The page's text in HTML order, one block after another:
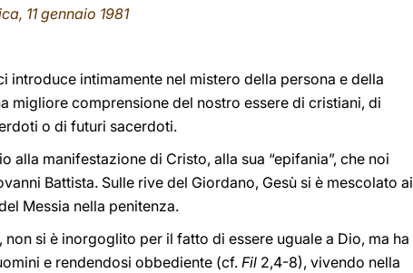
11 gennaio 1981
introduce intimamente nel mistero della persona e della
migliore comprensione del nostro essere di cristiani, di
o di futuri sacerdoti.
alla manifestazione di Cristo, alla sua “epifania”, che noi
Battista. Sulle rive del Giordano, Gesù si è mescolato ai
Messia nella penitenza.
si è inorgoglito per il fatto di essere uguale a Dio, ma ha
e rendendosi obbediente (cf.Fil 2,4-8), vivendo nella